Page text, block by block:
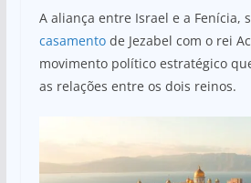
A aliança entre Israel e a Fenícia,
casamentode Jezabel com o rei
movimento político estratégico
as relações entre os dois reinos.